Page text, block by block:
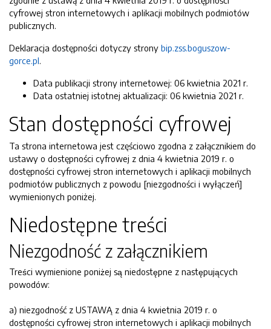
cyfrowej stron internetowych i aplikacji mobilnych podmiotów
publicznych.
Deklaracja dostępności dotyczy strony bip.zss.boguszow-
gorce.pl.
Data publikacji strony internetowej: 06 kwietnia 2021 r.
Data ostatniej istotnej aktualizacji: 06 kwietnia 2021 r.
Stan dostępności cyfrowej
Ta strona internetowa jest częściowo zgodna z załącznikiem do
ustawy o dostępności cyfrowej z dnia 4 kwietnia 2019 r. o
dostępności cyfrowej stron internetowych i aplikacji mobilnych
podmiotów publicznych z powodu [niezgodności i wyłączeń]
wymienionych poniżej.
Niedostępne treści
Niezgodność z załącznikiem
Treści wymienione poniżej są niedostępne z następujących
powodów:
a) niezgodność z USTAWĄ z dnia 4 kwietnia 2019 r. o
dostępności cyfrowej stron internetowych i aplikacji mobilnych